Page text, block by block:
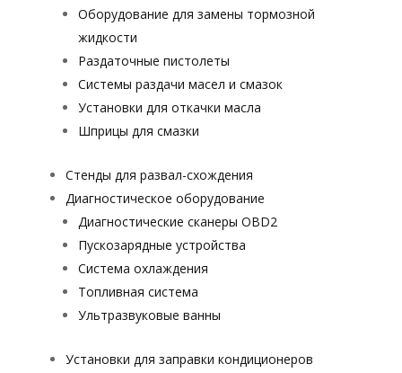
Оборудование для замены тормозной
жидкости
Раздаточные пистолеты
Системы раздачи масел и смазок
Установки для откачки масла
Шприцы для смазки
Стенды для развал-схождения
Диагностическое оборудование
Диагностические сканеры OBD2
Пускозарядные устройства
Система охлаждения
Топливная система
Ультразвуковые ванны
Установки для заправки кондиционеров